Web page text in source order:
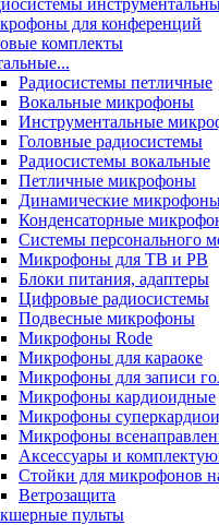
для конференций
комплекты
Радиосистемы петличные
Вокальные микрофоны
Инструментальные
Головные радиосистемы
Радиосистемы вокальные
Петличные микрофоны
Динамические
Конденсаторные
Системы персонального
Микрофоны для ТВ и РВ
Блоки питания, адаптеры
Цифровые радиосистемы
Подвесные микрофоны
Микрофоны Rode
Микрофоны для караоке
Микрофоны для записи
Микрофоны кардиоидные
Микрофоны
Микрофоны
Аксессуары и
Стойки для микрофонов
Ветрозащита
пульты